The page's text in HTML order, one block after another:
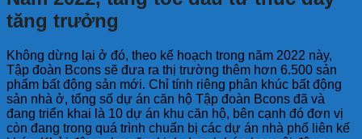
tăng trưởng
Không dừng lại ở đó, theo kế hoạch trong năm 2022 này,
Tập đoàn Bcons sẽ đưa ra thị trường thêm hơn 6.500 sản
phẩm bất động sản mới. Chỉ tính riêng phân khúc bất động
sản nhà ở, tổng số dự án căn hộ Tập đoàn Bcons đã và
đang triển khai là 10 dự án khu căn hộ, bên cạnh đó đơn vị
còn đang trong quá trình chuẩn bị các dự án nhà phố liên kế